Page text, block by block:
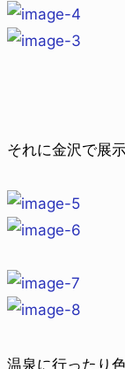
それに金沢で展
温泉に行ったり